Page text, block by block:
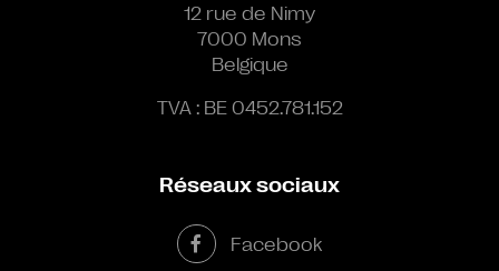
12 rue de Nimy
7000 Mons
Belgique
TVA : BE 0452.781.152
Réseaux sociaux
Facebook